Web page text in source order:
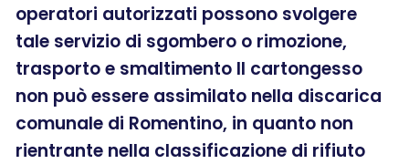
operatori autorizzati possono svolgere
tale servizio di sgombero o rimozione,
trasporto e smaltimento Il cartongesso
non può essere assimilato nella discarica
comunale di Romentino, in quanto non
rientrante nella classificazione di rifiuto